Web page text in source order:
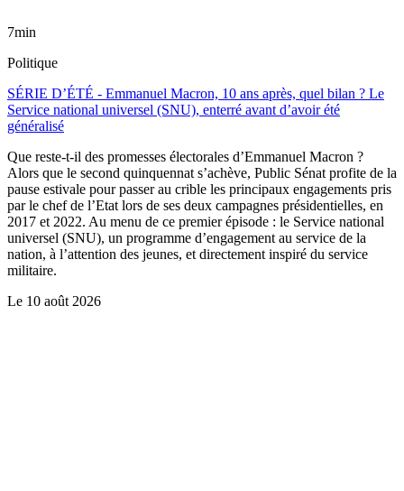
7min
Politique
SÉRIE D’ÉTÉ - Emmanuel Macron, 10 ans après, quel bilan ? Le
Service national universel (SNU), enterré avant d’avoir été
généralisé
Que reste-t-il des promesses électorales d’Emmanuel Macron ?
Alors que le second quinquennat s’achève, Public Sénat profite de la
pause estivale pour passer au crible les principaux engagements pris
par le chef de l’Etat lors de ses deux campagnes présidentielles, en
2017 et 2022. Au menu de ce premier épisode : le Service national
universel (SNU), un programme d’engagement au service de la
nation, à l’attention des jeunes, et directement inspiré du service
militaire.
Le 10 août 2026